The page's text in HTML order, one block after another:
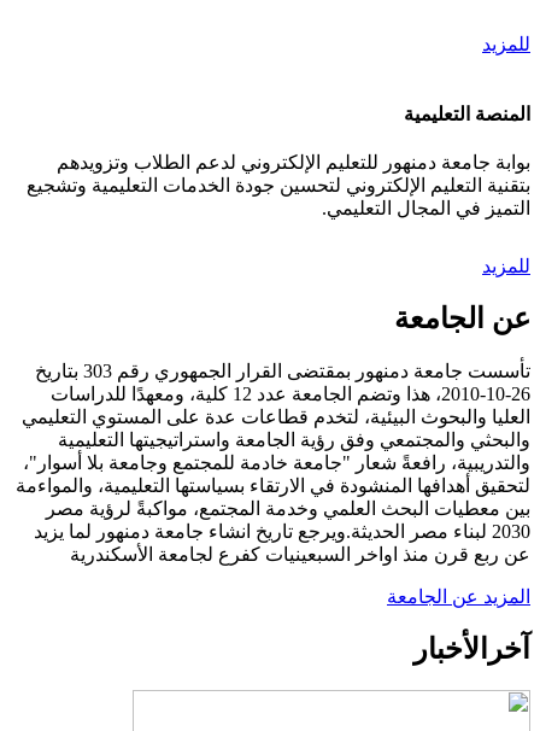
للمزيد
المنصة التعليمية
بوابة جامعة دمنهور للتعليم الإلكتروني لدعم الطلاب وتزويدهم
بتقنية التعليم الإلكتروني لتحسين جودة الخدمات التعليمية وتشجيع
التميز في المجال التعليمي.
للمزيد
عن الجامعة
تأسست جامعة دمنهور بمقتضى القرار الجمهوري رقم 303 بتاريخ
26-10-2010، هذا وتضم الجامعة عدد 12 كلية، ومعهدًا للدراسات
العليا والبحوث البيئية، لتخدم قطاعات عدة على المستوي التعليمي
والبحثي والمجتمعي وفق رؤية الجامعة واستراتيجيتها التعليمية
والتدريبية، رافعةً شعار "جامعة خادمة للمجتمع وجامعة بلا أسوار"،
لتحقيق أهدافها المنشودة في الارتقاء بسياستها التعليمية، والمواءمة
بين معطيات البحث العلمي وخدمة المجتمع، مواكبةً لرؤية مصر
2030 لبناء مصر الحديثة.ويرجع تاريخ انشاء جامعة دمنهور لما يزيد
عن ربع قرن منذ اواخر السبعينيات كفرع لجامعة الأسكندرية
المزيد عن الجامعة
آخر الأخبار